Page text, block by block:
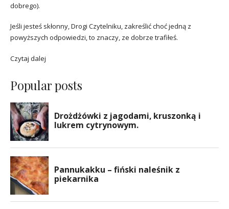
dobrego).
Jeśli jesteś skłonny, Drogi Czytelniku, zakreślić choć jedną z
powyższych odpowiedzi, to znaczy, ze dobrze trafiłeś.
Czytaj dalej
Popular posts